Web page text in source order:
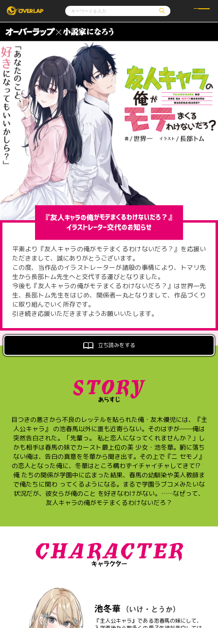
コミック
LiQulle
ラブパルフェ
ライトノベル
その他
コミックエッセイ
ポケットモンスター
アニメ
ゲーム
通販・NEWS
OVERLAP STORE
オーバーラップ広報室
企業
会社概要
採用情報
アクセス
オーバーラップホールディングス
お問い合わせはこちら
オーバーラップ文庫
オーバーラップノベルス
オーバーラップノベルスf
コミックガルド
コミッククリエ
コミックパルフェ
コミックエッセイ
閉じる
平素より『友人キャラの俺がモテまくるわけないだろ？』を応援い
ただきまして、誠にありがとうございます。
この度、当作品のイラストレーターが諸般の事情により、トマリ先
生から長部トム先生へと交代する運びとなりました。
今後も『友人キャラの俺がモテまくるわけないだろ？』は世界一先
生、長部トム先生をはじめ、関係者一丸となりまして、作品づくり
に取り組んでいく所存です。
引き続き応援いただきますようお願いいたします。
立ち読みをする
目つきの悪さから不良のレッテルを貼られた俺・友木優児には、『主
人公キャラ』 の池春馬以外に誰も近寄らない。そのはずが──俺は
突然告白された。「先輩っ。 私と恋人になってくれませんか？」し
かも相手は春馬の妹でカースト最上位の美 少女・池冬華。腑に落ち
ない俺は、告白の真意を冬華から聞き出す。その上で『ニ セモノ』
の恋人となった俺に、冬華はところ構わずイチャイチャしてきて!?
俺 たちの関係が学園中に広まった結果、春馬の幼馴染や美人教師ま
で俺たちに関わ ってくるようになる。まるで学園ラブコメみたいな
状況だが、彼女らが俺のこと を好きなわけがない。……なぜって、
友人キャラの俺がモテまくるわけないだろ？
池冬華 （いけ・とうか）
『主人公キャラ』である池春馬の妹にして、